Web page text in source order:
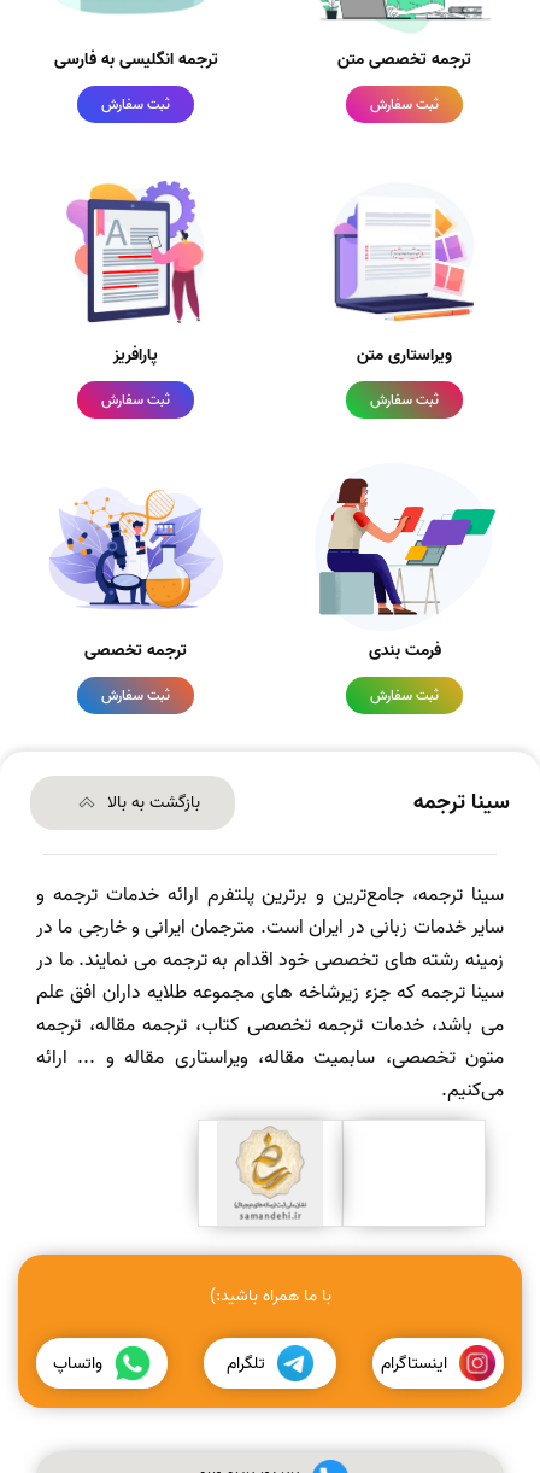
ترجمه تخصصی متن
ثبت سفارش
ترجمه انگلیسی به فارسی
ثبت سفارش
ویراستاری متن
ثبت سفارش
پارافریز
ثبت سفارش
فرمت بندی
ثبت سفارش
ترجمه تخصصی
ثبت سفارش
سینا ترجمه بازگشت به بالا
سینا ترجمه، جامع‌ترین و برترین پلتفرم ارائه خدمات ترجمه و
سایر خدمات زبانی در ایران است. مترجمان ایرانی و خارجی ما در
زمینه رشته های تخصصی خود اقدام به ترجمه می نمایند. ما در
سینا ترجمه که جزء زیرشاخه های مجموعه طلایه داران افق علم
می باشد، خدمات ترجمه تخصصی کتاب، ترجمه مقاله، ترجمه
متون تخصصی، سابمیت مقاله، ویراستاری مقاله و ... ارائه
می‌کنیم.
با ما همراه باشید:)
اینستاگرام تلگرام واتساپ